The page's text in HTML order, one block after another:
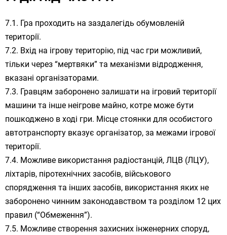
Гра проходить на заздалегідь обумовленій
території.
Вхід на ігрову територію, під час гри можливий,
тільки через “мертвяки” та механізми відродження,
вказані організаторами.
Гравцям заборонено залишати на ігровий території
машини та інше неігрове майно, котре може бути
пошкоджено в ході гри. Місце стоянки для особистого
автотранспорту вказує організатор, за межами ігрової
території.
Можливе використання радіостанцій, ЛЦВ (ЛЦУ),
ліхтарів, піротехнічних засобів, військового
спорядження та інших засобів, використання яких не
заборонено чинним законодавством та розділом 12 цих
правил (“Обмеження”).
Можливе створення захисних інженерних споруд,